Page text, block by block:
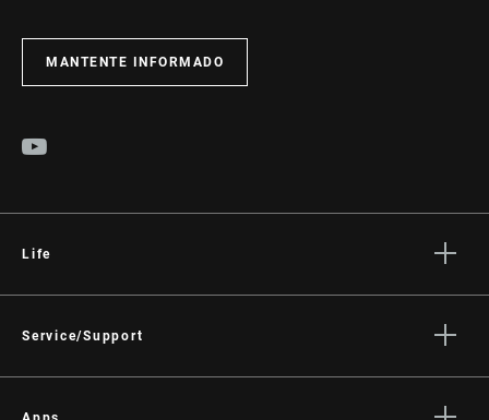
MANTENTE INFORMADO
Life
Cultura
Service/Support